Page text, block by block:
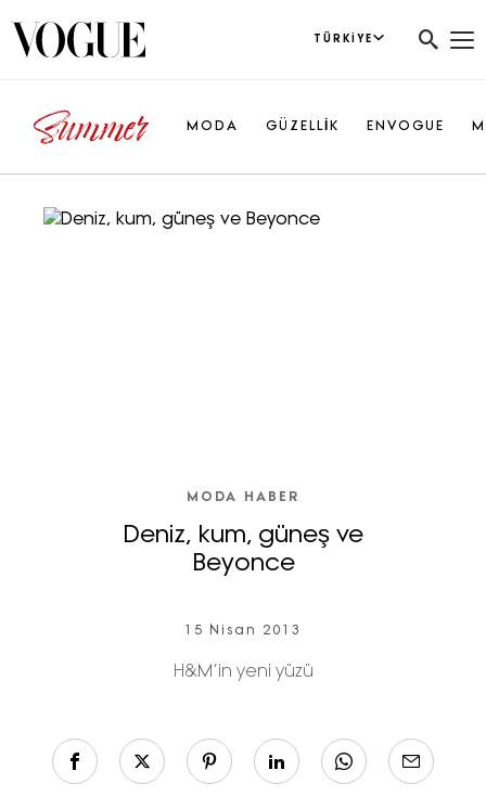
TÜRKIYE
MODA GÜZELLİK ENVOGUE
MODA HABER
Deniz, kum, güneş ve
Beyonce
15 Nisan 2013
H&M’in yeni yüzü